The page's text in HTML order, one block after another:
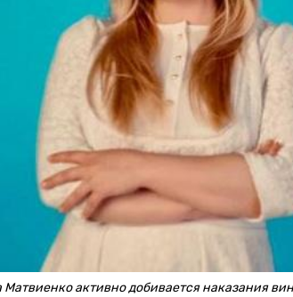
Матвиенко активно добивается наказания